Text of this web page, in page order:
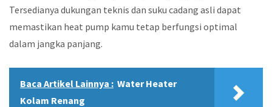
Tersedianya dukungan teknis dan suku cadang asli dapat
memastikan heat pump kamu tetap berfungsi optimal
dalam jangka panjang.
Baca Artikel Lainnya : Water Heater
Kolam Renang